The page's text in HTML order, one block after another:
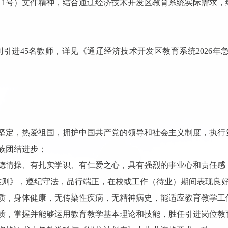
1号）文件精神，结合通辽经济技术开发区教育系统实际需求
引进45名教师，详见《通辽经济技术开发区教育系统2026年
定，热爱祖国，拥护中国共产党的领导和社会主义制度，执
团结进步；
情操、有扎实学识、有仁爱之心，具有强烈的事业心和责任
》，遵纪守法，品行端正，在校或工作（待业）期间表现良
，身体健康，无传染性疾病，无精神病史，能适应教育教学工
，掌握并能够运用教育教学基本理论和技能，胜任引进岗位